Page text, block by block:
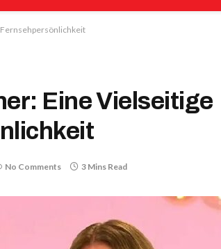
Eine Vielseitige
No Comments 3 Mins Read